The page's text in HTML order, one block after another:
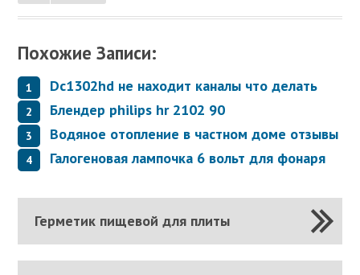
Похожие Записи:
Dc1302hd не находит каналы что делать
Блендер philips hr 2102 90
Водяное отопление в частном доме отзывы
Галогеновая лампочка 6 вольт для фонаря
Герметик пищевой для плиты